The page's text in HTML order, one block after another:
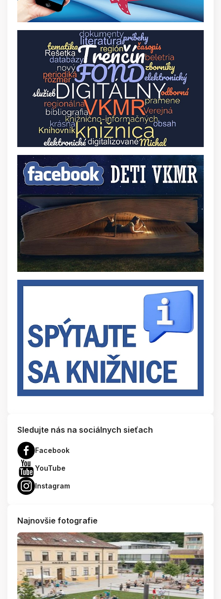
Sledujte nás na sociálnych sieťach
Facebook
YouTube
Instagram
Najnovšie fotografie